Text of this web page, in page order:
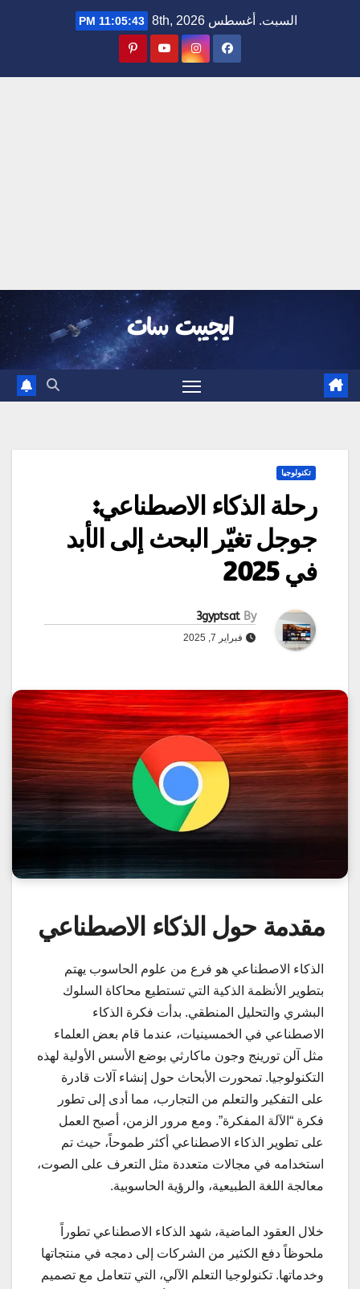
السبت. أغسطس 8th, 2026 11:05:44 PM
ايجيبت سات
تكنولوجيا
رحلة الذكاء الاصطناعي:
جوجل تغيّر البحث إلى الأبد
في 2025
By
3gyptsat
فبراير 7, 2025
مقدمة حول الذكاء الاصطناعي
الذكاء الاصطناعي هو فرع من علوم الحاسوب يهتم
بتطوير الأنظمة الذكية التي تستطيع محاكاة السلوك
البشري والتحليل المنطقي. بدأت فكرة الذكاء
الاصطناعي في الخمسينيات، عندما قام بعض العلماء
مثل آلن تورينج وجون ماكارثي بوضع الأسس الأولية لهذه
التكنولوجيا. تمحورت الأبحاث حول إنشاء آلات قادرة
على التفكير والتعلم من التجارب، مما أدى إلى تطور
فكرة “الآلة المفكرة”. ومع مرور الزمن، أصبح العمل
على تطوير الذكاء الاصطناعي أكثر طموحاً، حيث تم
استخدامه في مجالات متعددة مثل التعرف على الصوت،
معالجة اللغة الطبيعية، والرؤية الحاسوبية.
خلال العقود الماضية، شهد الذكاء الاصطناعي تطوراً
ملحوظاً دفع الكثير من الشركات إلى دمجه في منتجاتها
وخدماتها. تكنولوجيا التعلم الآلي، التي تتعامل مع تصميم